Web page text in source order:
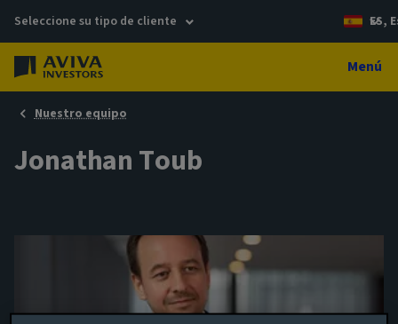
Seleccione su tipo de cliente ES,
Menú
Nuestro equipo
Jonathan Toub